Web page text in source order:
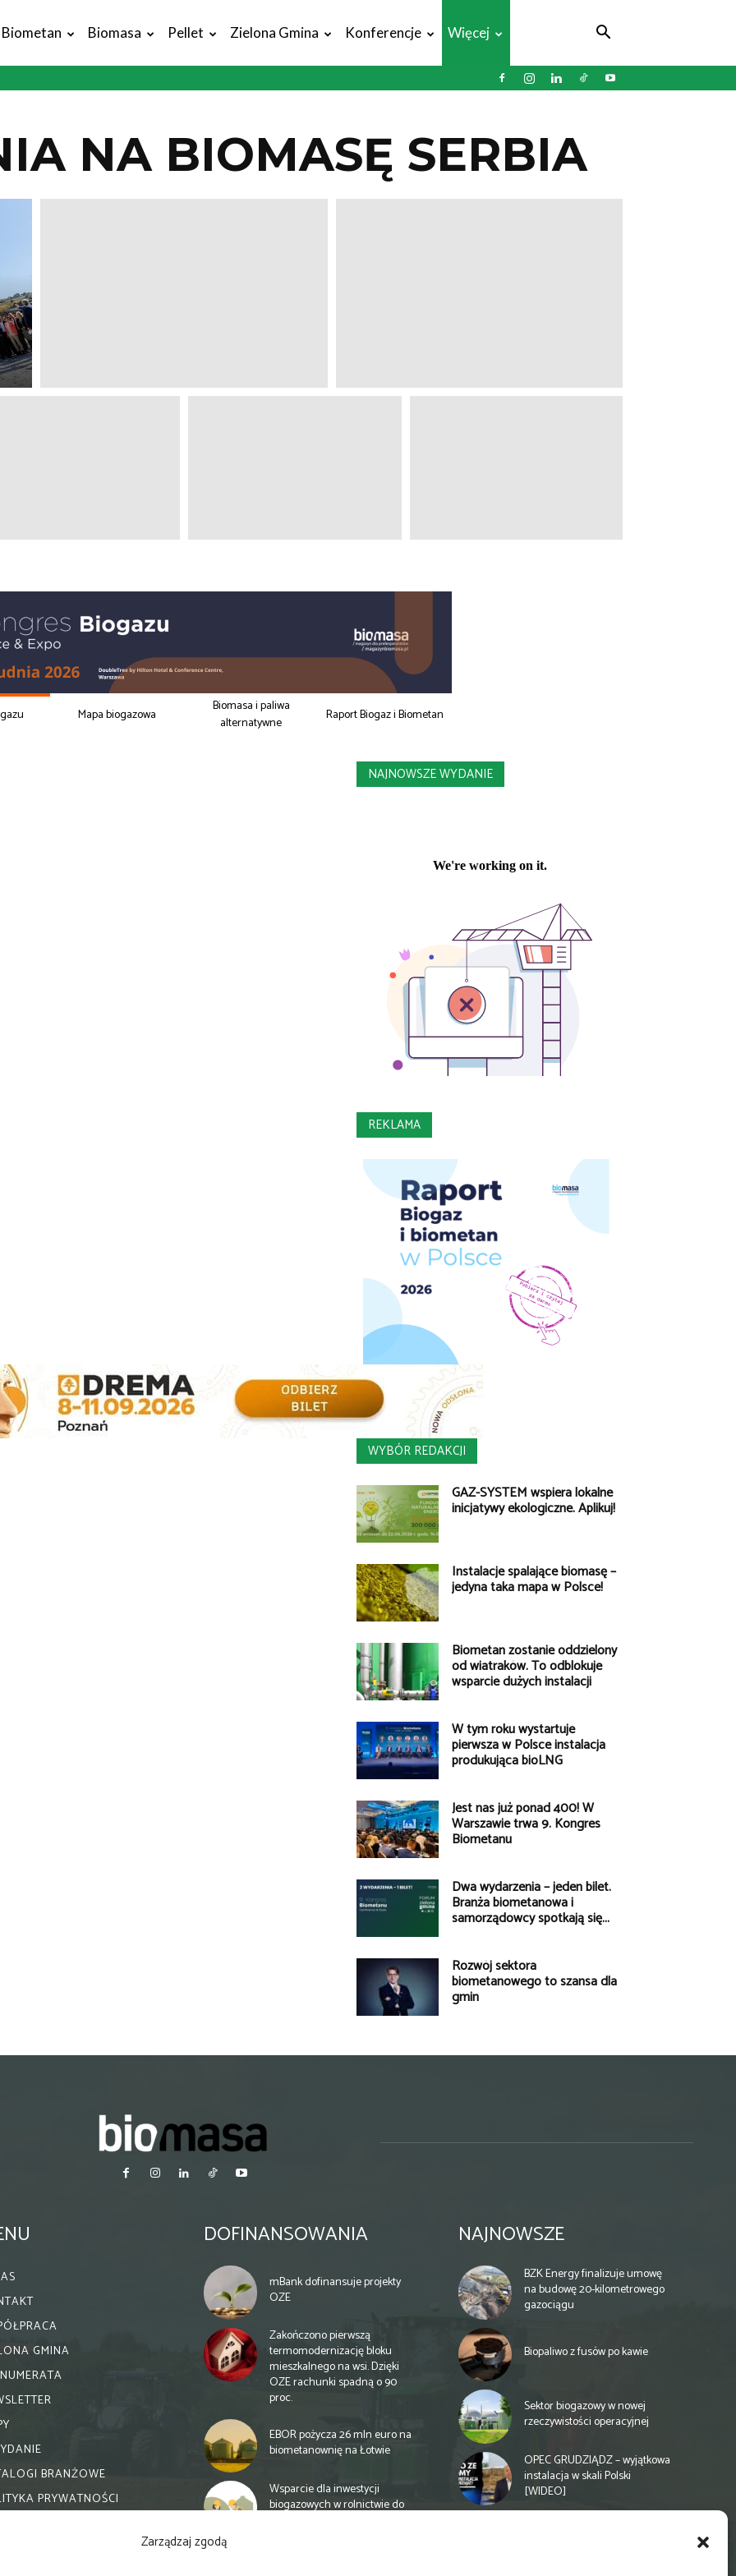
Zarządzaj zgodą
Biometan Biomasa Pellet Zielona Gmina Konferencje Więcej
NA BIOMASĘ SERBIA
Mapa biogazowa
Biomasa i paliwa
alternatywne
Raport Biogaz i Biometan
NAJNOWSZE WYDANIE
REKLAMA
WYBÓR REDAKCJI
GAZ-SYSTEM wspiera lokalne
inicjatywy ekologiczne. Aplikuj!
Instalacje spalające biomasę –
jedyna taka mapa w Polsce!
Biometan zostanie oddzielony
od wiatraków. To odblokuje
wsparcie dużych instalacji
W tym roku wystartuje
pierwsza w Polsce instalacja
produkująca bioLNG
Jest nas już ponad 400! W
Warszawie trwa 9. Kongres
Biometanu
Dwa wydarzenia – jeden bilet.
Branża biometanowa i
samorządowcy spotkają się...
Rozwój sektora
biometanowego to szansa dla
gmin
GMINA
BRANŻOWE
PRYWATNOŚCI
DOFINANSOWANIA
mBank dofinansuje projekty
OZE
Zakończono pierwszą
termomodernizację bloku
mieszkalnego na wsi. Dzięki
OZE rachunki spadną o 90
proc.
EBOR pożycza 26 mln euro na
biometanownię na Łotwie
Wsparcie dla inwestycji
biogazowych w rolnictwie do
NAJNOWSZE
BZK Energy finalizuje umowę
na budowę 20-kilometrowego
gazociągu
Biopaliwo z fusów po kawie
Sektor biogazowy w nowej
rzeczywistości operacyjnej
OPEC GRUDZIĄDZ – wyjątkowa
instalacja w skali Polski
[WIDEO]